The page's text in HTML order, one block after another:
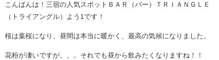
こんばんは！三宿の人気スポットＢＡＲ（バー）ＴＲＩＡＮＧＬＥ
（トライアングル）よう1です！
桜は葉桜になり、昼間は本当に暖かく、最高の気候になりました。
花粉が凄いですが。。。それでも昼から飲みたくなりますね！！